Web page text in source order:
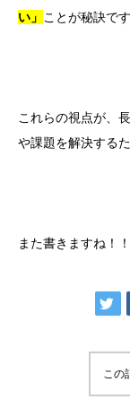
い」 ことが秘訣です
これらの視点が、
や課題を解決する
また書きますね！！
この